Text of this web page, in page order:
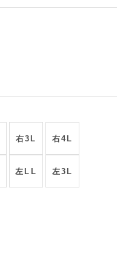
右3L 右4L
左LL 左3L